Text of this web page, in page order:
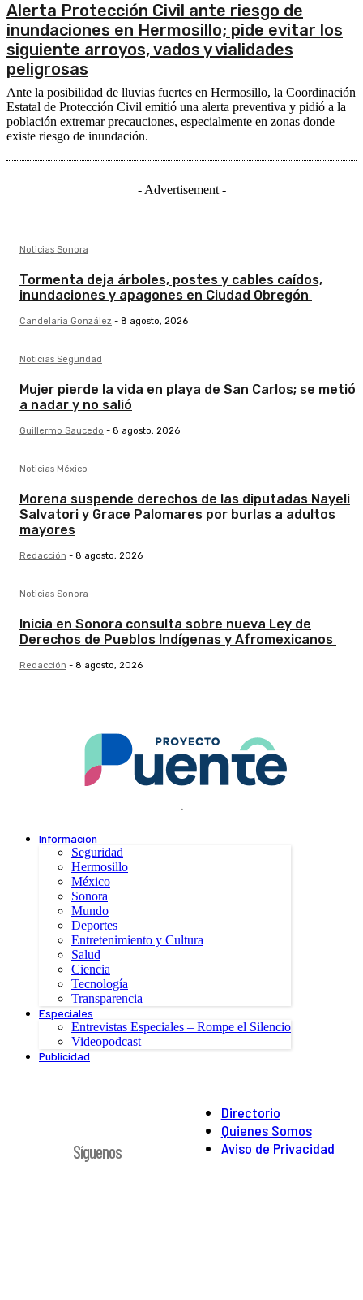
Alerta Protección Civil ante riesgo de
inundaciones en Hermosillo; pide evitar los
siguiente arroyos, vados y vialidades
peligrosas
Ante la posibilidad de lluvias fuertes en Hermosillo, la Coordinación
Estatal de Protección Civil emitió una alerta preventiva y pidió a la
población extremar precauciones, especialmente en zonas donde
existe riesgo de inundación.
- Advertisement -
Noticias Sonora
Tormenta deja árboles, postes y cables caídos,
inundaciones y apagones en Ciudad Obregón
Candelaria González - 8 agosto, 2026
Noticias Seguridad
Mujer pierde la vida en playa de San Carlos; se metió
a nadar y no salió
Guillermo Saucedo - 8 agosto, 2026
Noticias México
Morena suspende derechos de las diputadas Nayeli
Salvatori y Grace Palomares por burlas a adultos
mayores
Redacción - 8 agosto, 2026
Noticias Sonora
Inicia en Sonora consulta sobre nueva Ley de
Derechos de Pueblos Indígenas y Afromexicanos
Redacción - 8 agosto, 2026
.
Información
Seguridad
Hermosillo
México
Sonora
Mundo
Deportes
Entretenimiento y Cultura
Salud
Ciencia
Tecnología
Transparencia
Especiales
Entrevistas Especiales – Rompe el Silencio
Videopodcast
Publicidad
Directorio
Quienes Somos
Aviso de Privacidad
Síguenos